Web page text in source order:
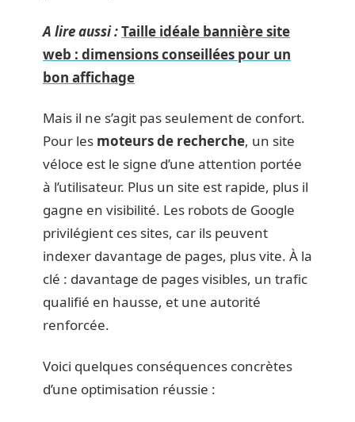
A lire aussi :Taille idéale bannière site
web : dimensions conseillées pour un
bon affichage
Mais il ne s’agit pas seulement de confort.
Pour les moteurs de recherche, un site
véloce est le signe d’une attention portée
à l’utilisateur. Plus un site est rapide, plus il
gagne en visibilité. Les robots de Google
privilégient ces sites, car ils peuvent
indexer davantage de pages, plus vite. À la
clé : davantage de pages visibles, un trafic
qualifié en hausse, et une autorité
renforcée.
Voici quelques conséquences concrètes
d’une optimisation réussie :